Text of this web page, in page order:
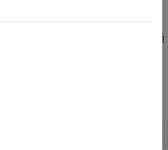
来估计时间序列的频谱。时序谱通
间序列的变化。